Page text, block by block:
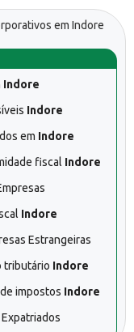
em Indore
Indore
Indore
em Indore
fiscal Indore
Indore
Estrangeiras
tributário Indore
impostos Indore